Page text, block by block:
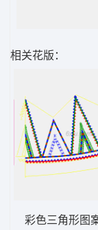
相关花版：
彩色三角形图